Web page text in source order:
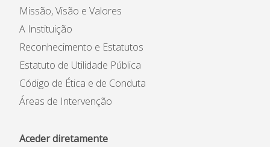
APEE
Notícias
Missão, Visão e Valores
A Instituição
Reconhecimento e Estatutos
Estatuto de Utilidade Pública
Código de Ética e de Conduta
Áreas de Intervenção
Aceder diretamente